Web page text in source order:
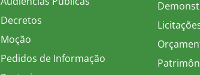
Decretos
Moção
Pedidos de Informação